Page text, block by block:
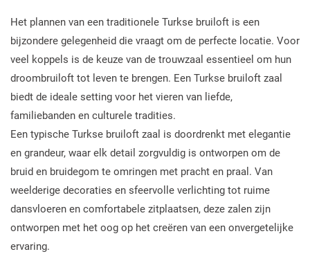
Het plannen van een traditionele Turkse bruiloft is een
bijzondere gelegenheid die vraagt om de perfecte locatie. Voor
veel koppels is de keuze van de trouwzaal essentieel om hun
droombruiloft tot leven te brengen. Een Turkse bruiloft zaal
biedt de ideale setting voor het vieren van liefde,
familiebanden en culturele tradities.
Een typische Turkse bruiloft zaal is doordrenkt met elegantie
en grandeur, waar elk detail zorgvuldig is ontworpen om de
bruid en bruidegom te omringen met pracht en praal. Van
weelderige decoraties en sfeervolle verlichting tot ruime
dansvloeren en comfortabele zitplaatsen, deze zalen zijn
ontworpen met het oog op het creëren van een onvergetelijke
ervaring.